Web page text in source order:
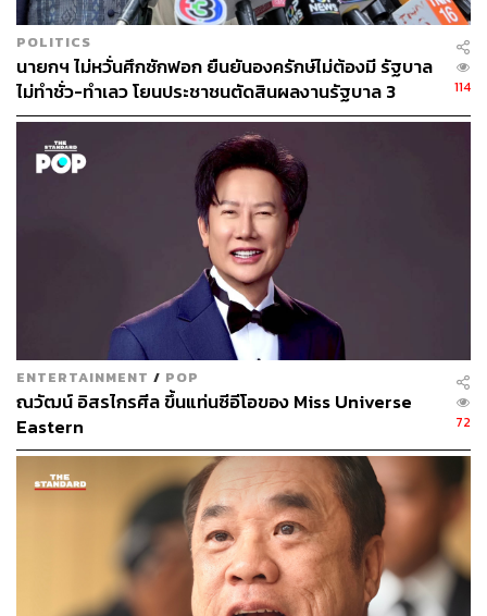
นายกฯ กล่าวด้วยว่า การเข้าประกวดและติด 1 ใน 5 ของ
Miss Universe ก็ถือว่าสุดยอดสำหรับตนแล้ว และคนไทยทุก
คนก็ดีใจไปกับมารีญาด้วย เพราะฉะนั้นไม่ว่าจะได้อันดับที่
เท่าไรไม่สำคัญ แต่สิ่งสำคัญคือการรักษาความเป็นไทยไว้ให้
นานๆ ให้อยู่ในจิตใจของคนไทยต่อไป เป็นตัวอย่างที่ดีในการ
“ได้ที่เท่าไรไม่ต้องไปเสียใจ จบก็คือจบ คนไทยทุกคนต่างก็
เอาใจช่วย แต่พอไม่ได้รางวัลก็อาจมีการวิพากษ์วิจารณ์บ้าง
และการที่มีคนไปต้อนรับถึงสนามบินจำนวนมากถือเป็น
ความภาคภูมิใจ แต่สำหรับผมคิดว่ามารีญาสวยกว่าเขาอยู่
แล้ว ตัวก็สูงกว่า แต่ผอมไปหน่อย แนะนำไปออกกำลังกาย”
พล.อ. ประยุทธ์ กล่าว
POLITICS
นายกฯ ไม่หวั่นศึกซักฟอก ยืนยันองครักษ์ไม่ต้องมี รัฐบาล
ไม่ทำชั่ว-ทำเลว โยนประชาชนตัดสินผลงานรัฐบาล 3
เดือน
114
ENTERTAINMENT / POP
ณวัฒน์ อิสรไกรศีล ขึ้นแท่นซีอีโอของ Miss Universe
Eastern
72